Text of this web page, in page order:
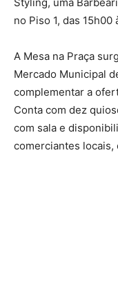
Styling, uma
no Piso 1, das
A Mesa na Praça
Mercado Municipal
complementar a
Conta com dez
com sala e
comerciantes locais,